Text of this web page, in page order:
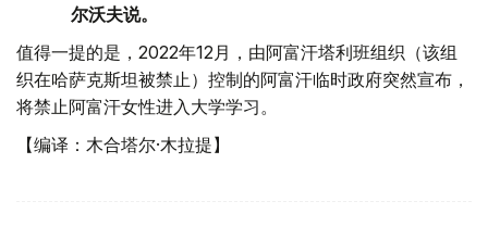
尔沃夫说。
值得一提的是，2022年12月，由阿富汗塔利班组织（该组
织在哈萨克斯坦被禁止）控制的阿富汗临时政府突然宣布，
将禁止阿富汗女性进入大学学习。
【编译：木合塔尔·木拉提】